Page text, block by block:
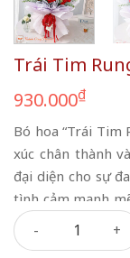
Trái Tim
930.000₫
Bó hoa “Trái Tim
xúc chân thành
đại diện cho sự
tình cảm mạnh
giản, bó hoa
mà còn thể hiện
Trái Tim Rung